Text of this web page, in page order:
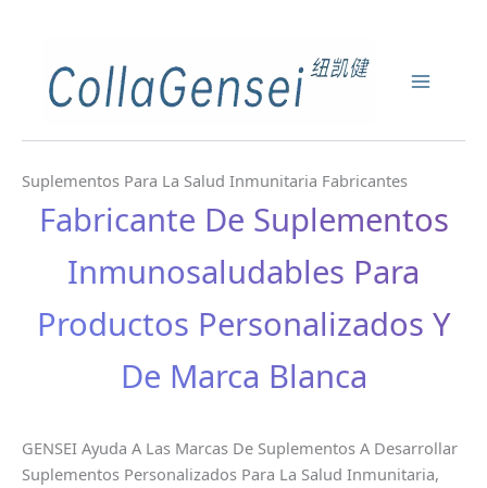
Suplementos Para La Salud Inmunitaria Fabricantes
Fabricante De Suplementos
Inmunosaludables Para
Productos Personalizados Y
De Marca Blanca
GENSEI Ayuda A Las Marcas De Suplementos A Desarrollar
Suplementos Personalizados Para La Salud Inmunitaria,